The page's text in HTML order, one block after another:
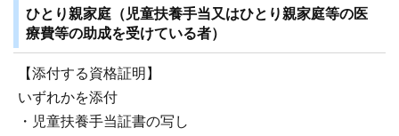
ひとり親家庭（児童扶養手当又はひとり親家庭等の医
療費等の助成を受けている者）
【添付する資格証明】
いずれかを添付
・児童扶養手当証書の写し